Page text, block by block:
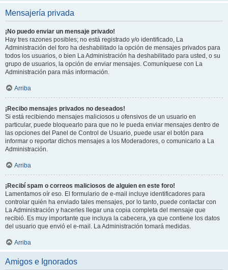
Mensajería privada
¡No puedo enviar un mensaje privado!
Hay tres razones posibles; no está registrado y/o identificado, La
Administración del foro ha deshabilitado la opción de mensajes privados para
todos los usuarios, o bien La Administración ha deshabilitado para usted, o su
grupo de usuarios, la opción de enviar mensajes. Comuníquese con La
Administración para más información.
Arriba
¡Recibo mensajes privados no deseados!
Si está recibiendo mensajes maliciosos u ofensivos de un usuario en
particular, puede bloquearlo para que no le pueda enviar mensajes dentro de
las opciones del Panel de Control de Usuario, puede usar el botón para
informar o reportar dichos mensajes a los Moderadores, o comunicarlo a La
Administración.
Arriba
¡Recibí spam o correos maliciosos de alguien en este foro!
Lamentamos oír eso. El formulario de e-mail incluye identificadores para
controlar quién ha enviado tales mensajes, por lo tanto, puede contactar con
La Administración y hacerles llegar una copia completa del mensaje que
recibió. Es muy importante que incluya la cabecera, ya que contiene los datos
del usuario que envió el e-mail. La Administración tomará medidas.
Arriba
Amigos e Ignorados